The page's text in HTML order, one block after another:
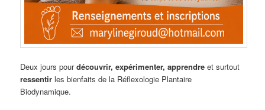
Deux jours pourdécouvrir, expérimenter, apprendreet surtout
ressentir les bienfaits de la Réflexologie Plantaire
Biodynamique.